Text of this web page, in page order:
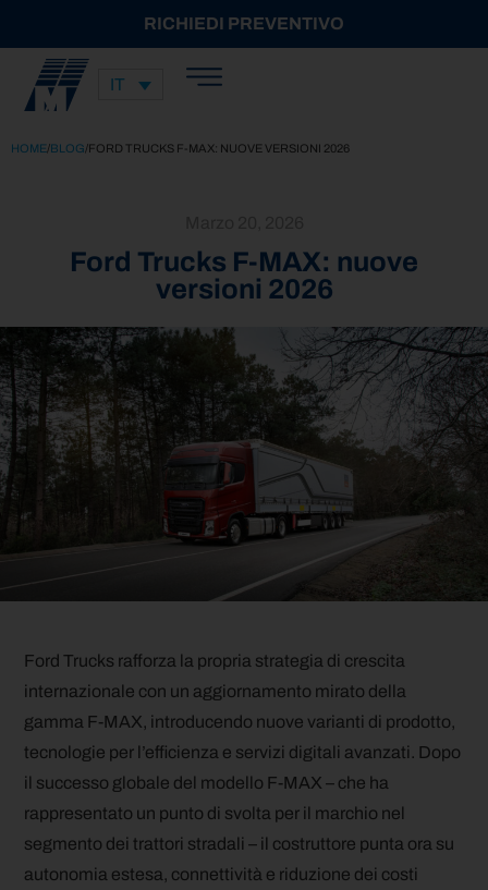
RICHIEDI PREVENTIVO
IT
HOME/BLOG/FORD TRUCKS F-MAX: NUOVE VERSIONI 2026
Ford Trucks F-MAX: nuove
versioni 2026
Ford Trucks rafforza la propria strategia di crescita
internazionale con un aggiornamento mirato della
gamma F-MAX, introducendo nuove varianti di prodotto,
tecnologie per l’efficienza e servizi digitali avanzati. Dopo
il successo globale del modello F-MAX – che ha
rappresentato un punto di svolta per il marchio nel
segmento dei trattori stradali – il costruttore punta ora su
autonomia estesa, connettività e riduzione dei costi